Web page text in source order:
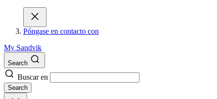
Póngase en contacto con
My Sandvik
Search
Buscar en
Search